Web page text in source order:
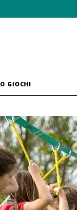
GIOCHI